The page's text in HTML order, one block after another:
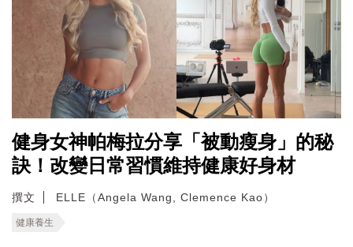
健身女神帕梅拉分享「被動瘦身」的秘
訣！改變日常習慣維持健康好身材
撰文 ELLE（Angela Wang, Clemence Kao）
健康養生